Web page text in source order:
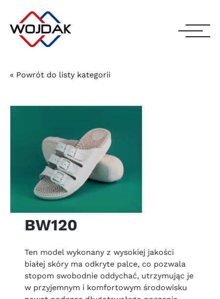
« Powrót do listy kategorii
BW120
Ten model wykonany z wysokiej jakości
białej skóry ma odkryte palce, co pozwala
stopom swobodnie oddychać, utrzymując je
w przyjemnym i komfortowym środowisku